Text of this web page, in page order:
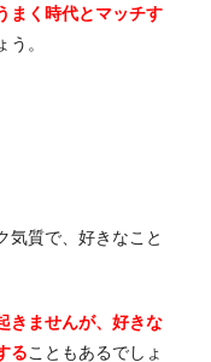
まく時代とマッチす
う。
気質で、好きなこと
きませんが、好きな
ることもあるでしょ